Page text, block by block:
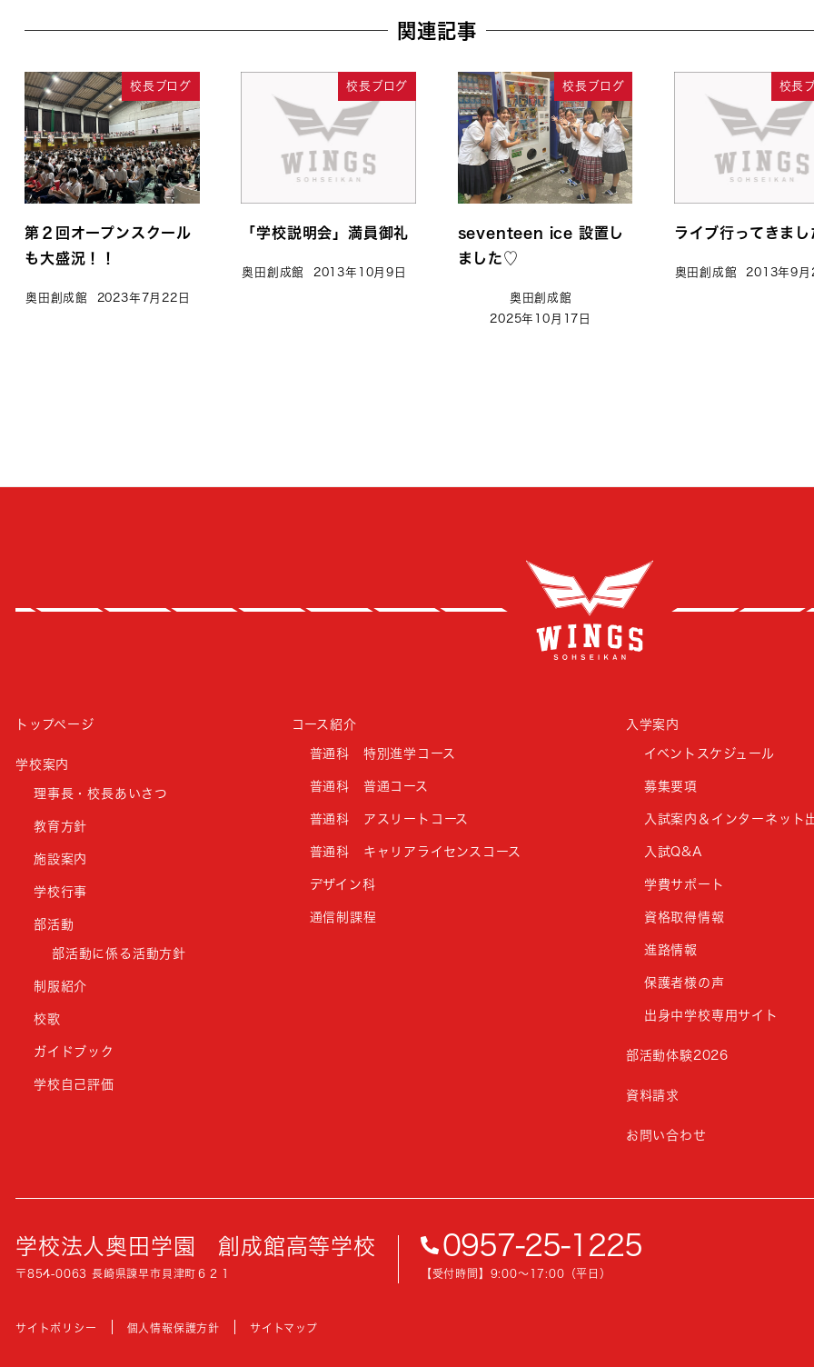
関連記事
校長ブログ
第２回オープンスクール
も大盛況！！
奥田創成館 2023年7月22日
校長ブログ
「学校説明会」満員御礼
奥田創成館 2013年10月9日
校長ブログ
seventeen ice 設置し
ました♡
奥田創成館
2025年10月17日
校長
ライブ行ってきま
奥田創成館 2013年9月
トップページ
学校案内
理事長・校長あいさつ
教育方針
施設案内
学校行事
部活動
部活動に係る活動方針
制服紹介
校歌
ガイドブック
学校自己評価
コース紹介
普通科 特別進学コース
普通科 普通コース
普通科 アスリートコース
普通科 キャリアライセンスコース
デザイン科
通信制課程
入学案内
イベントスケジュール
募集要項
入試案内＆インターネット
入試Q&A
学費サポート
資格取得情報
進路情報
保護者様の声
出身中学校専用サイト
部活動体験2026
資料請求
お問い合わせ
学校法人奥田学園 創成館高等学校
〒854-0063 長崎県諫早市貝津町６２１
0957-25-1225
【受付時間】9:00〜17:00（平日）
サイトポリシー 個人情報保護方針 サイトマップ